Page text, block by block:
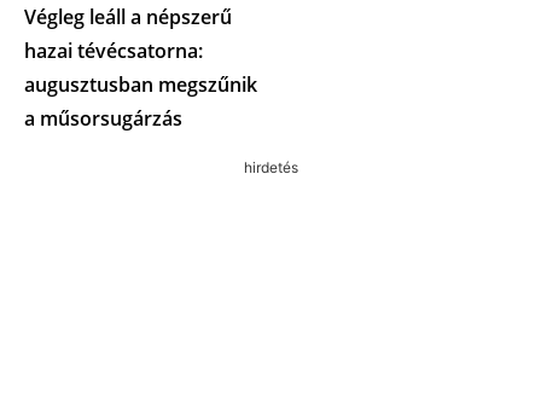
Végleg leáll a népszerű
hazai tévécsatorna:
augusztusban megszűnik
a műsorsugárzás
hirdetés